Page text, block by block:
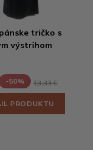
tričko s
výstrihom
-50% 13,33 €
PRODUKTU